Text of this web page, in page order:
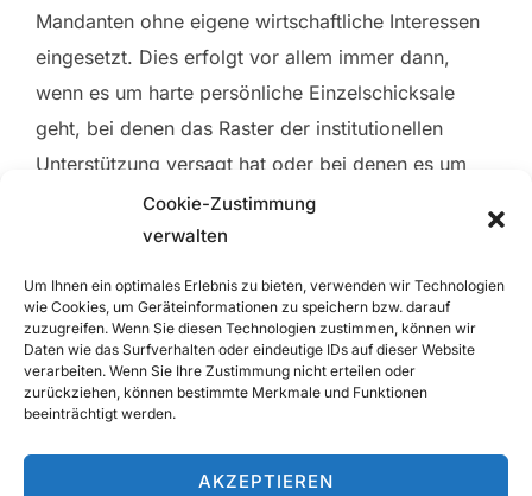
Cookie-Zustimmung
verwalten
Um Ihnen ein optimales Erlebnis zu bieten, verwenden wir Technologien
wie Cookies, um Geräteinformationen zu speichern bzw. darauf
zuzugreifen. Wenn Sie diesen Technologien zustimmen, können wir
Daten wie das Surfverhalten oder eindeutige IDs auf dieser Website
verarbeiten. Wenn Sie Ihre Zustimmung nicht erteilen oder
zurückziehen, können bestimmte Merkmale und Funktionen
beeinträchtigt werden.
AKZEPTIEREN
Mandanten ohne eigene wirtschaftliche Interessen
eingesetzt. Dies erfolgt vor allem immer dann,
wenn es um harte persönliche Einzelschicksale
geht, bei denen das Raster der institutionellen
Unterstützung versagt hat oder bei denen es um
grundlegende Fragen des Rechtssystems geht, bei
denen eine kostenbelastete Rechtsverfolgung nicht
hätte. Recht hat auch mit Gerechtigkeit zu tun, und
sich dafür einzusetzen, ist immer auch ein Teil der
sozialen Verantwortung, die wir für uns in
Anspruch nehmen.